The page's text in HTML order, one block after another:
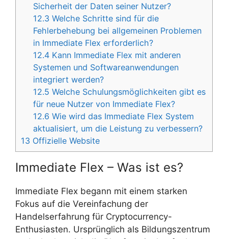
Sicherheit der Daten seiner Nutzer?
12.3 Welche Schritte sind für die
Fehlerbehebung bei allgemeinen Problemen
in Immediate Flex erforderlich?
12.4 Kann Immediate Flex mit anderen
Systemen und Softwareanwendungen
integriert werden?
12.5 Welche Schulungsmöglichkeiten gibt es
für neue Nutzer von Immediate Flex?
12.6 Wie wird das Immediate Flex System
aktualisiert, um die Leistung zu verbessern?
13 Offizielle Website
Immediate Flex – Was ist es?
Immediate Flex begann mit einem starken
Fokus auf die Vereinfachung der
Handelserfahrung für Cryptocurrency-
Enthusiasten. Ursprünglich als Bildungszentrum